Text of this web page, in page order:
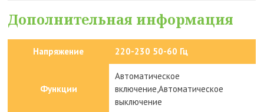
Дополнительная информация
Напряжение 220-230 50-60 Гц
Функции
Автоматическое
включение,Автоматическое
выключение